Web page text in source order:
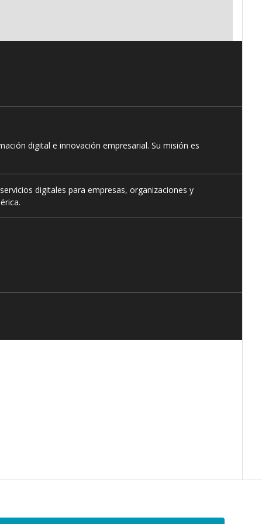
digital e innovación empresarial. Su misión es
digitales para empresas, organizaciones y